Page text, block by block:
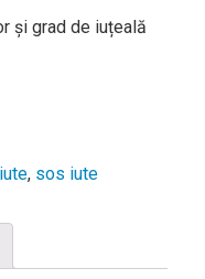
și grad de iuțeală
, sos iute